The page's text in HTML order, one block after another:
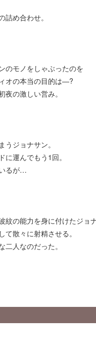
め合わせ。
のモノをしゃぶったのを
オの本当の目的は―?
の激しい営み。
ジョナサン。
運んでもう1回。
るが…
紋の能力を身に付けたジョ
散々に射精させる。
人なのだった。